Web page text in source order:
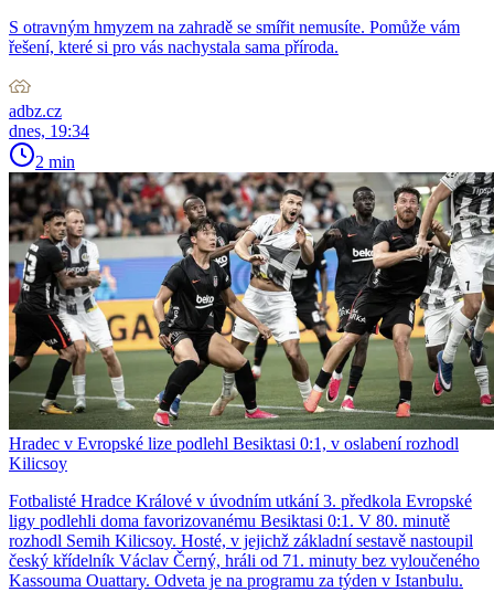
S otravným hmyzem na zahradě se smířit nemusíte. Pomůže vám
řešení, které si pro vás nachystala sama příroda.
adbz.cz
dnes, 19:34
2 min
Hradec v Evropské lize podlehl Besiktasi 0:1, v oslabení rozhodl
Kilicsoy
Fotbalisté Hradce Králové v úvodním utkání 3. předkola Evropské
ligy podlehli doma favorizovanému Besiktasi 0:1. V 80. minutě
rozhodl Semih Kilicsoy. Hosté, v jejichž základní sestavě nastoupil
český křídelník Václav Černý, hráli od 71. minuty bez vyloučeného
Kassouma Ouattary. Odveta je na programu za týden v Istanbulu.